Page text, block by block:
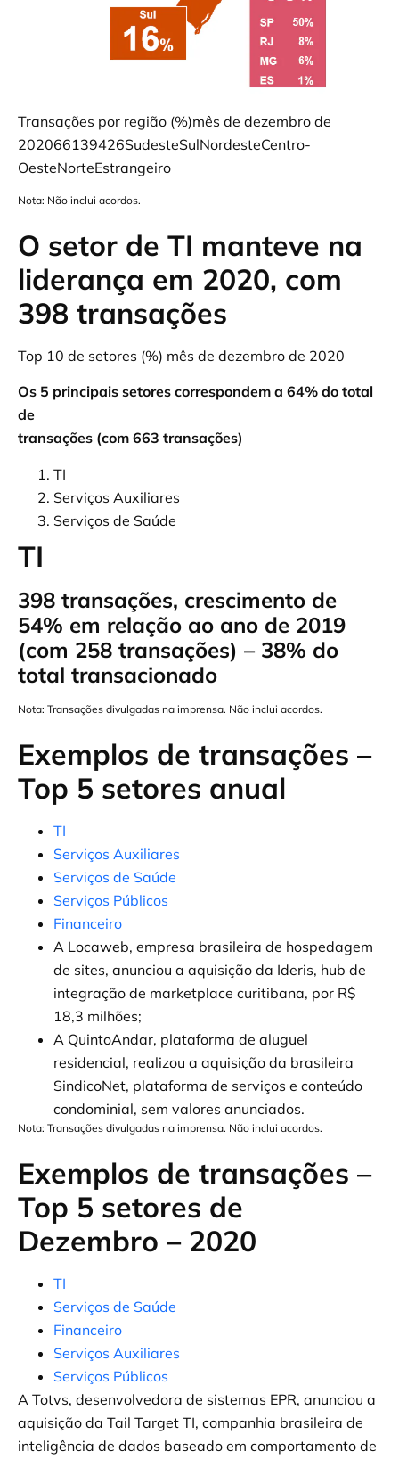
Transações por região (%)mês de dezembro de
202066139426SudesteSulNordesteCentro-
OesteNorteEstrangeiro
Nota: Não inclui acordos.
O setor de TI manteve na
liderança em 2020, com
398 transações
Top 10 de setores (%) mês de dezembro de 2020
Os 5 principais setores correspondem a 64% do total
de
transações (com 663 transações)
TI
Serviços Auxiliares
Serviços de Saúde
TI
398 transações, crescimento de
54% em relação ao ano de 2019
(com 258 transações) – 38% do
total transacionado
Nota: Transações divulgadas na imprensa. Não inclui acordos.
Exemplos de transações –
Top 5 setores anual
TI
Serviços Auxiliares
Serviços de Saúde
Serviços Públicos
Financeiro
A Locaweb, empresa brasileira de hospedagem
de sites, anunciou a aquisição da Ideris, hub de
integração de marketplace curitibana, por R$
18,3 milhões;
A QuintoAndar, plataforma de aluguel
residencial, realizou a aquisição da brasileira
SindicoNet, plataforma de serviços e conteúdo
condominial, sem valores anunciados.
Nota: Transações divulgadas na imprensa. Não inclui acordos.
Exemplos de transações –
Top 5 setores de
Dezembro – 2020
TI
Serviços de Saúde
Financeiro
Serviços Auxiliares
Serviços Públicos
A Totvs, desenvolvedora de sistemas EPR, anunciou a
aquisição da Tail Target TI, companhia brasileira de
inteligência de dados baseado em comportamento de